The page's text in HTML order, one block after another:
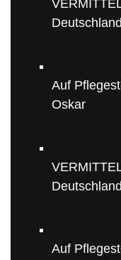
Auf
Oskar
Auf